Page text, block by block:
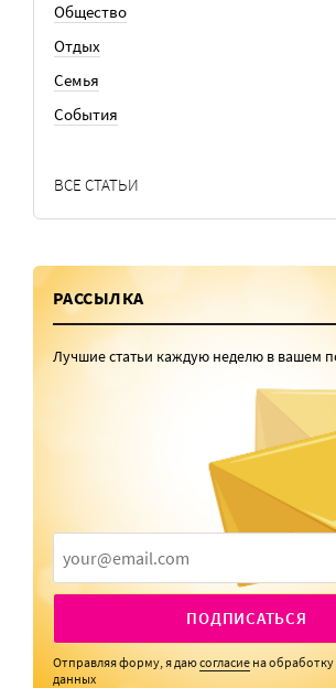
Общество
Отдых
Семья
События
ВСЕ СТАТЬИ
РАССЫЛКА
Лучшие статьи каждую неделю в вашем
ПОДПИСАТЬСЯ
Отправляя форму, я даюсогласие на
данных